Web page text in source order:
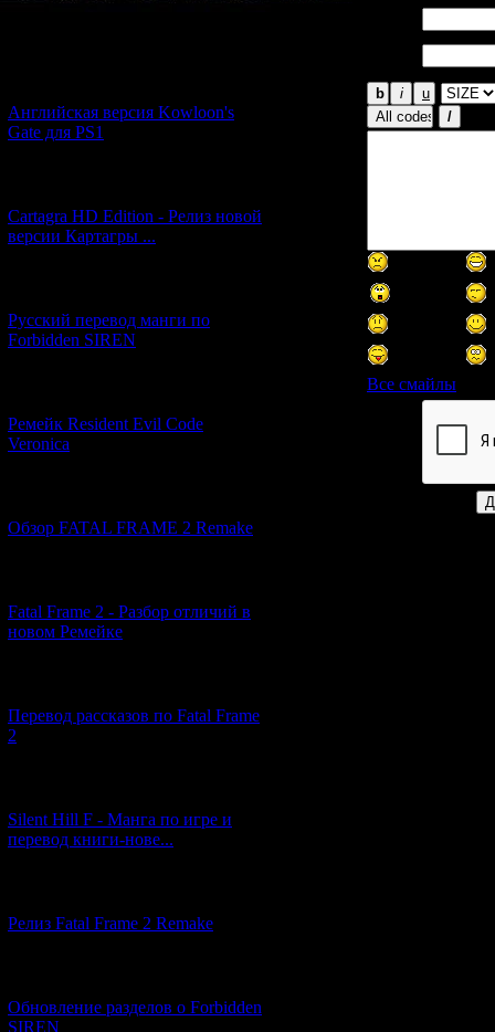
Английская версия Kowloon's
Gate для PS1
Cartagra HD Edition - Релиз новой
версии Картагры ...
Русский перевод манги по
Forbidden SIREN
Ремейк Resident Evil Code
Veronica
Обзор FATAL FRAME 2 Remake
Fatal Frame 2 - Разбор отличий в
новом Ремейке
Перевод рассказов по Fatal Frame
2
Silent Hill F - Манга по игре и
перевод книги-нове...
Релиз Fatal Frame 2 Remake
Обновление разделов о Forbidden
SIREN
Все смайлы